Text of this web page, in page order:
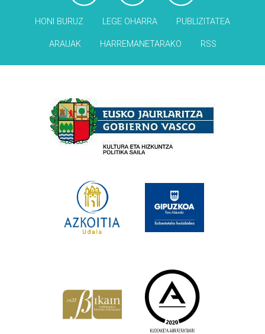
HONI BURUZ LEGE OHARRA PUBLIZITATEA
ARAUAK HARREMANETARAKO RSS